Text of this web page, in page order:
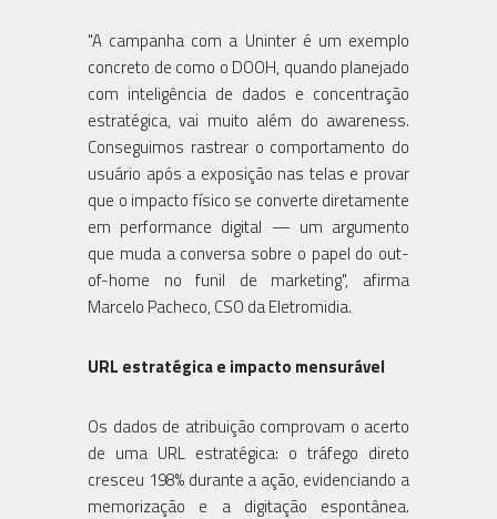
"A campanha com a Uninter é um exemplo
concreto de como o DOOH, quando planejado
com inteligência de dados e concentração
estratégica, vai muito além do awareness.
Conseguimos rastrear o comportamento do
usuário após a exposição nas telas e provar
que o impacto físico se converte diretamente
em performance digital — um argumento
que muda a conversa sobre o papel do out-
of-home no funil de marketing", afirma
Marcelo Pacheco, CSO da Eletromidia.
URL estratégica e impacto mensurável
Os dados de atribuição comprovam o acerto
de uma URL estratégica: o tráfego direto
cresceu 198% durante a ação, evidenciando a
memorização e a digitação espontânea.